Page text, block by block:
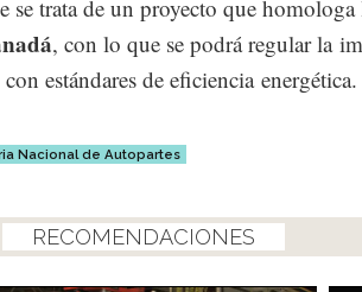
trata de un proyecto que homologa
, con lo que se podrá regular la
estándares de eficiencia energética.
Nacional de Autopartes
RECOMENDACIONES